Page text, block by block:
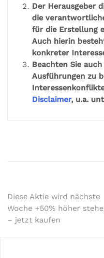
Der Herausgeber
die
für die Erstellung
Auch hierin
konkreter
Beachten Sie
Ausführungen zu
Disclaimer, u.a.
Diese Aktie wird nächste
Woche +50% höher
– jetzt kaufen